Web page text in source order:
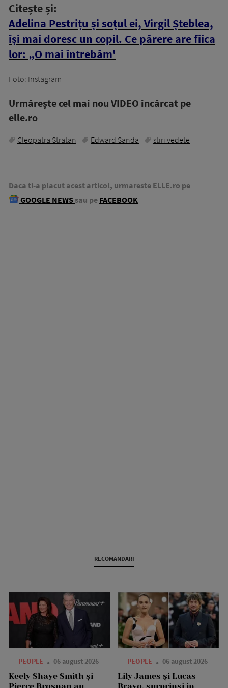
Citește și:
Adelina Pestrițu și soțul ei, Virgil Șteblea,
își mai doresc un copil. Ce părere are fiica
lor: „O mai întrebăm'
Foto: Instagram
Urmăreşte cel mai nou VIDEO incărcat pe
elle.ro
Cleopatra Stratan Edward Sanda stiri vedete
Daca ti-a placut acest articol, urmareste ELLE.ro pe
GOOGLE NEWS sau pe FACEBOOK
RECOMANDARI
— PEOPLE 06 august 2026
Keely Shaye Smith și
— PEOPLE 06 august 2026
Lily James și Lucas